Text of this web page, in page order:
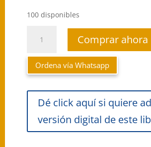
100 disponibles
Neuromúsica
cantidad
Comprar ahora
Ordena vía Whatsapp
Dé click aquí si quiere
versión digital de este